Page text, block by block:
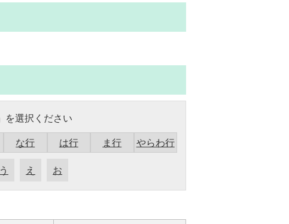
を選択ください
な行 は行 ま行 やらわ行
う え お